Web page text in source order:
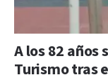
A los 82 años
Turismo tras